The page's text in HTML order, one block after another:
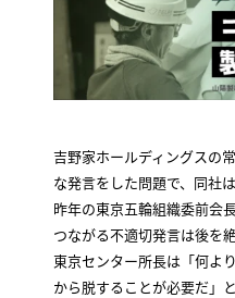
吉野家ホールディングスの
な発言をした問題で、同社
昨年の東京五輪組織委前会
つながる不適切発言は後を
東京センター所長は「何よ
から脱することが必要だ」